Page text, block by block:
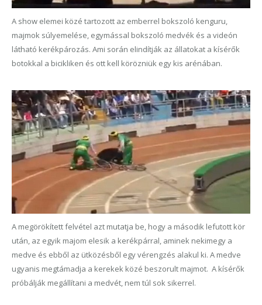
A show elemei közé tartozott az emberrel bokszoló kenguru,
majmok súlyemelése, egymással bokszoló medvék és a videón
látható kerékpározás. Ami során elindítják az állatokat a kísérők
botokkal a bicikliken és ott kell körözniük egy kis arénában.
A megörökített felvétel azt mutatja be, hogy a második lefutott kör
után, az egyik majom elesik a kerékpárral, aminek nekimegy a
medve és ebből az ütközésből egy vérengzés alakul ki. A medve
ugyanis megtámadja a kerekek közé beszorult majmot. A kísérők
próbálják megállítani a medvét, nem túl sok sikerrel.